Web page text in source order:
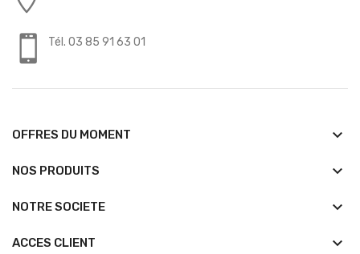
Tél. 03 85 91 63 01
OFFRES DU MOMENT keyboard_arrow_down
NOS PRODUITS keyboard_arrow_down
NOTRE SOCIETE keyboard_arrow_down
ACCES CLIENT keyboard_arrow_down